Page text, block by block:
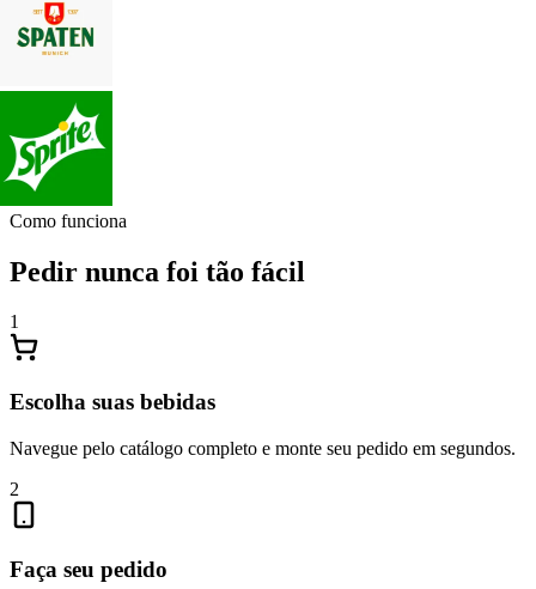
Como funciona
Pedir nunca foi tão fácil
1
Escolha suas bebidas
Navegue pelo catálogo completo e monte seu pedido em segundos.
2
Faça seu pedido